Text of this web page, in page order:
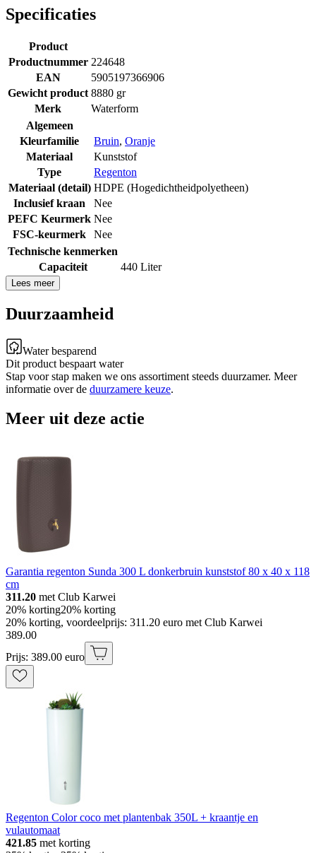
Specificaties
Product
Productnummer 224648
EAN
5905197366906
Gewicht product 8880 gr
Merk
Waterform
Algemeen
Kleurfamilie
Bruin, Oranje
Materiaal
Kunststof
Type
Regenton
Materiaal (detail) HDPE (Hogedichtheidpolyetheen)
Inclusief kraan
Nee
PEFC Keurmerk Nee
FSC-keurmerk
Nee
Technische kenmerken
Capaciteit
440 Liter
Lees meer
Duurzaamheid
Water besparend
Dit product bespaart water
Stap voor stap maken we ons assortiment steeds duurzamer. Meer
informatie over de duurzamere keuze.
Meer uit deze actie
Garantia regenton Sunda 300 L donkerbruin kunststof 80 x 40 x 118
cm
311.20 met Club Karwei
20% korting20% korting
20% korting, voordeelprijs: 311.20 euro met Club Karwei
389.00
Prijs: 389.00 euro
Regenton Color coco met plantenbak 350L + kraantje en
vulautomaat
421.85 met korting